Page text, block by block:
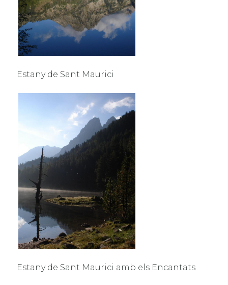
Estany de Sant Maurici
Estany de Sant Maurici amb els Encantats